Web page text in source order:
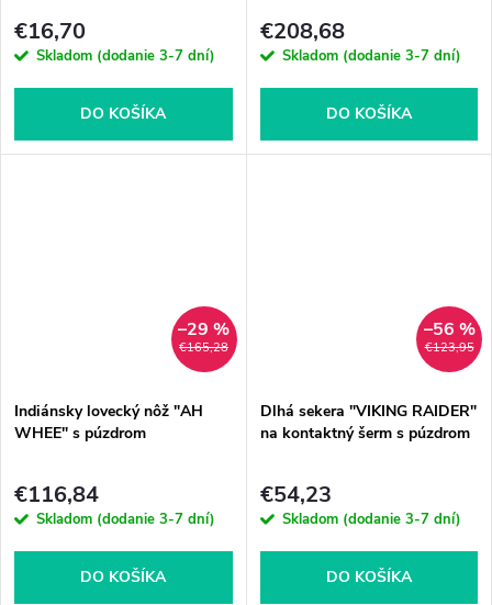
€16,70
Skladom (dodanie 3-7 dní)
DO KOŠÍKA
€208,68
Skladom (dodanie 3-7 dní)
DO KOŠÍKA
€165,28
–29 %
Indiánsky lovecký nôž "AH
WHEE" s púzdrom
€116,84
Skladom (dodanie 3-7 dní)
DO KOŠÍKA
€123,95
–56 %
Dlhá sekera "VIKING RAIDER"
na kontaktný šerm s púzdrom
€54,23
Skladom (dodanie 3-7 dní)
DO KOŠÍKA